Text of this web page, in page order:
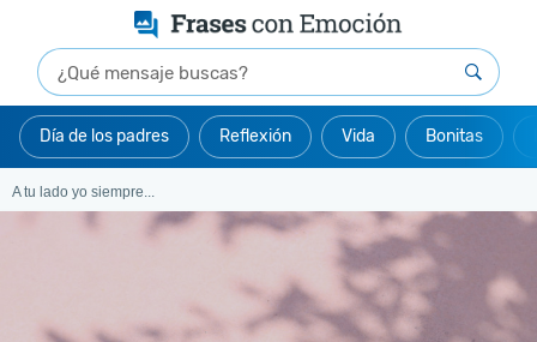
Día de los padres Reflexión Vida Bonitas
A tu lado yo siempre...